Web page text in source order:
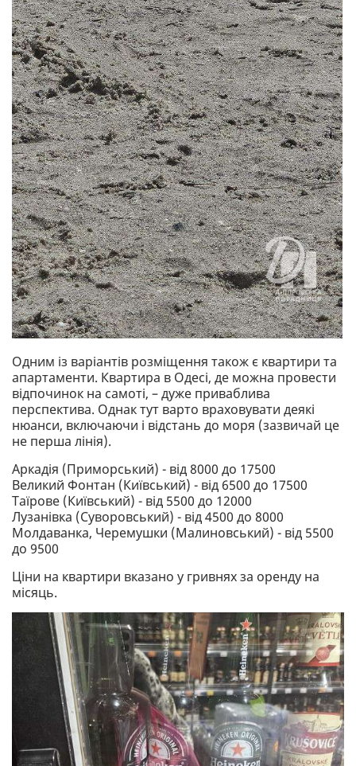
Одним із варіантів розміщення також є квартири та
апартаменти. Квартира в Одесі, де можна провести
відпочинок на самоті, – дуже приваблива
перспектива. Однак тут варто враховувати деякі
нюанси, включаючи і відстань до моря (зазвичай це
не перша лінія).
Аркадія (Приморський) - від 8000 до 17500
Великий Фонтан (Київський) - від 6500 до 17500
Таїрове (Київський) - від 5500 до 12000
Лузанівка (Суворовський) - від 4500 до 8000
Молдаванка, Черемушки (Малиновський) - від 5500
до 9500
Ціни на квартири вказано у гривнях за оренду на
місяць.